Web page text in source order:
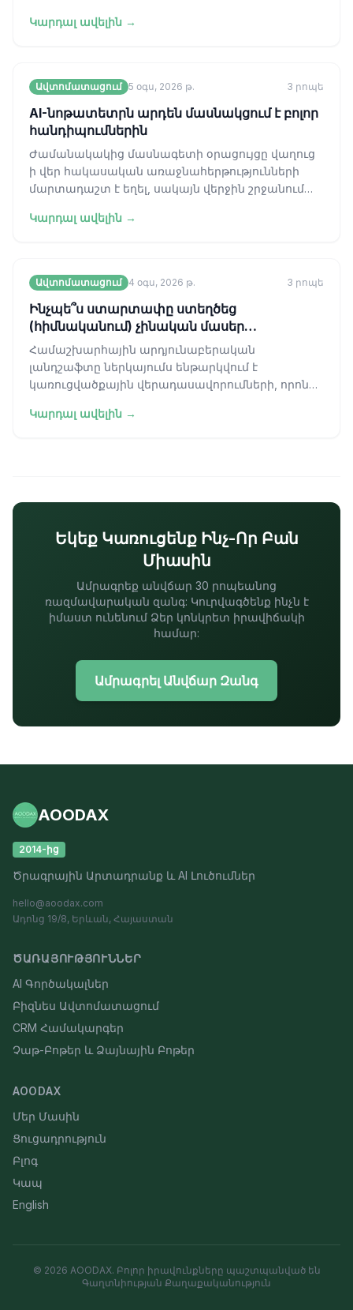
շոուն
Կարդալ ավելին →
Ավտոմատացում 5 օգս, 2026 թ. 3 րոպե
AI-նոթատետրն արդեն մասնակցում է բոլոր
հանդիպումներին
Ժամանակակից մասնագետի օրացույցը վաղուց
ի վեր հակասական առաջնահերթությունների
մարտադաշտ է եղել, սակայն վերջին շրջանում
Կարդալ ավելին →
Ավտոմատացում 4 օգս, 2026 թ. 3 րոպե
Ինչպե՞ս ստարտափը ստեղծեց
(հիմնականում) չինական մասեր
չպարունակող ռոբոտ
Համաշխարհային արդյունաբերական
լանդշաֆտը ներկայումս ենթարկվում է
կառուցվածքային վերադասավորումների, որոնք
գյուտին։ Տասնամյակն
Կարդալ ավելին →
Եկեք Կառուցենք Ինչ-Որ Բան
Միասին
Ամրագրեք անվճար 30 րոպեանոց
ռազմավարական զանգ: Կուրվագծենք ինչն է
իմաստ ունենում Ձեր կոնկրետ իրավիճակի
համար:
Ամրագրել Անվճար Զանգ
AOODAX
2014-ից
Ծրագրային Արտադրանք և AI Լուծումներ
hello@aoodax.com
Ադոնց 19/8, Երևան, Հայաստան
ԾԱՌԱՅՈՒԹՅՈՒՆՆԵՐ
AI Գործակալներ
Բիզնես Ավտոմատացում
CRM Համակարգեր
Չաթ-Բոթեր և Ձայնային Բոթեր
AOODAX
Մեր Մասին
Ցուցադրություն
Բլոգ
Կապ
English
© 2026 AOODAX. Բոլոր իրավունքները պաշտպանված են
Գաղտնիության Քաղաքականություն